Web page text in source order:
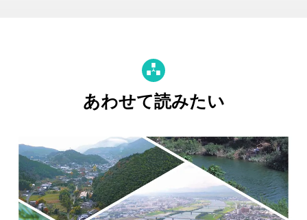
あわせて読みたい